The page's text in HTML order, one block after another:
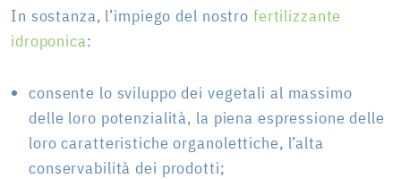
In sostanza, l’impiego del nostro fertilizzante
idroponica:
consente lo sviluppo dei vegetali al massimo
delle loro potenzialità, la piena espressione delle
loro caratteristiche organolettiche, l’alta
conservabilità dei prodotti;